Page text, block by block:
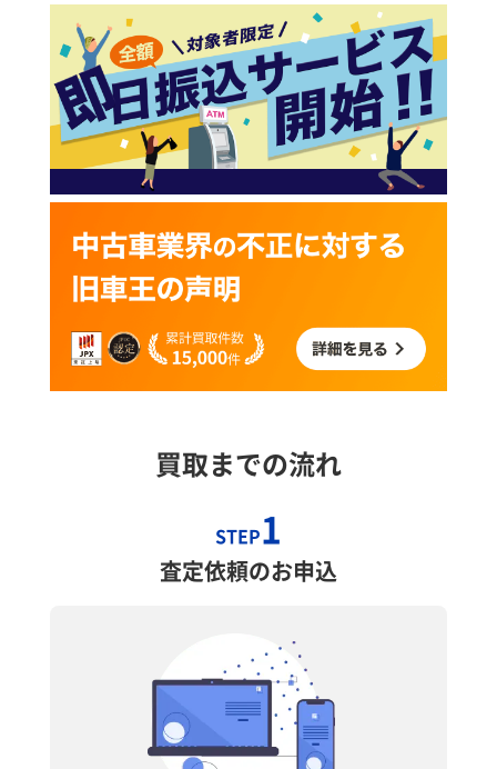
買取までの流れ
STEP1
査定依頼のお申込